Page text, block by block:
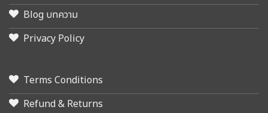
Blog บทความ
Privacy Policy
Terms Conditions
Refund & Returns